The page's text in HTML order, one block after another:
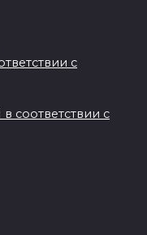
с
соответствии с